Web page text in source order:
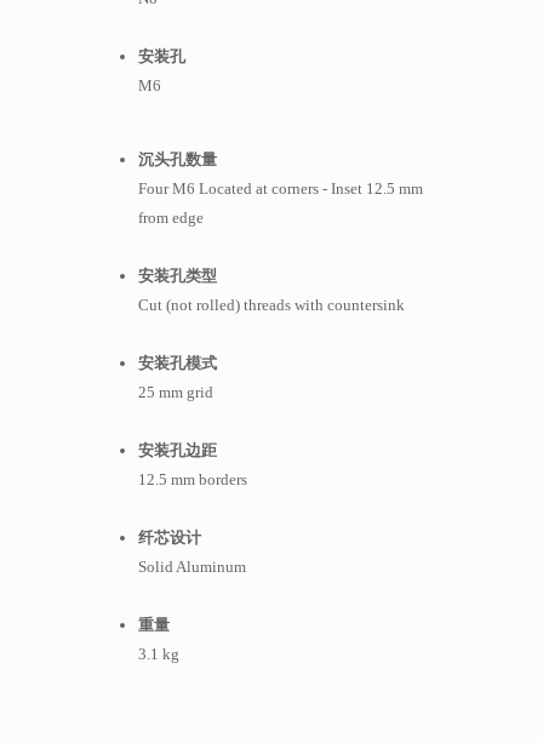
安装孔
M6
沉头孔数量
Four M6 Located at corners - Inset 12.5 mm
from edge
安装孔类型
Cut (not rolled) threads with countersink
安装孔模式
25 mm grid
安装孔边距
12.5 mm borders
纤芯设计
Solid Aluminum
重量
3.1 kg